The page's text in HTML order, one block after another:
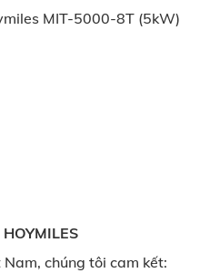
MIT-5000-8T (5kW)
chúng tôi cam kết: